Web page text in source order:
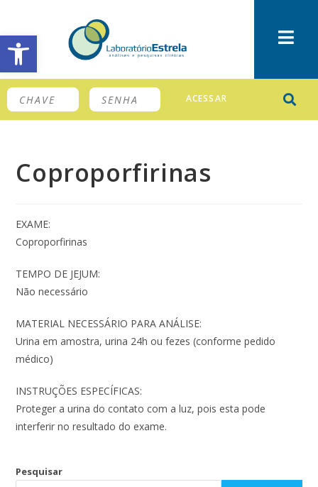
Barra de Ferramentas Aberta
ACESSAR
Coproporfirinas
EXAME:
Coproporfirinas
TEMPO DE JEJUM:
Não necessário
MATERIAL NECESSÁRIO PARA ANÁLISE:
Urina em amostra, urina 24h ou fezes (conforme pedido
médico)
INSTRUÇÕES ESPECÍFICAS:
Proteger a urina do contato com a luz, pois esta pode
interferir no resultado do exame.
Pesquisar